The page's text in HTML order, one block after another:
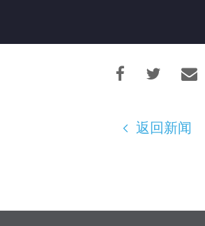
返回新闻